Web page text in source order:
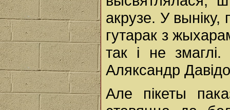
акрузе. У выніку,
гутарак з
так і не
Аляксандр
Але пікеты